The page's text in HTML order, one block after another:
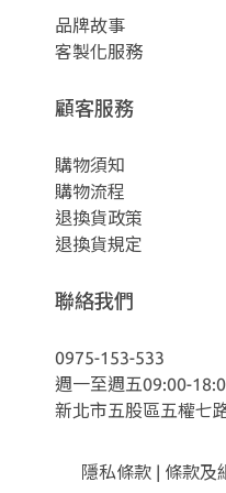
品牌故事
客製化服務
顧客服務
購物須知
購物流程
退換貨政策
退換貨規定
聯絡我們
0975-153-533
週一至週五09:00-
新北市五股區五權七
隱私條款 | 條款及